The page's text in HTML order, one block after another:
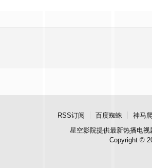
RSS订阅 百度蜘蛛 神马
星空影院提供最新热播电
Copyright ©